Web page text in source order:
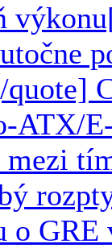
ATX/
o GRE